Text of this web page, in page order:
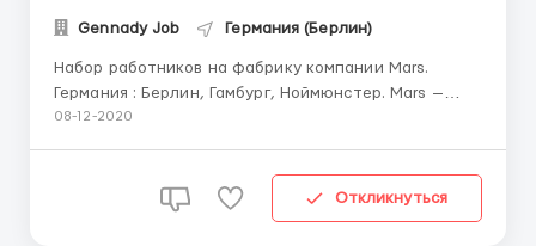
Gennady Job Германия (Берлин)
Набор работников на фабрику компании Mars.
Германия : Берлин, Гамбург, Ноймюнстер. Mars —
американская компания, производитель пищевых
производит корма для домашних животных,
жевательную резинку, напитки, еду б...
08-12-2020
Откликнуться